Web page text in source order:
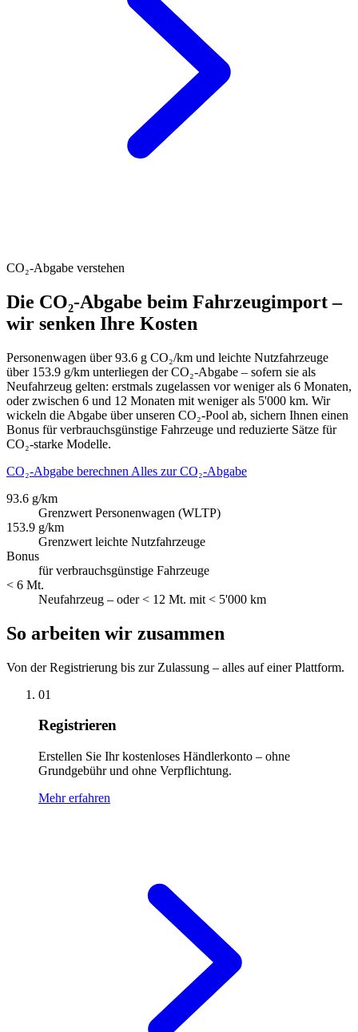
CO₂-Abgabe verstehen
Die CO₂-Abgabe beim Fahrzeugimport –
wir senken Ihre Kosten
Personenwagen über 93.6 g CO₂/km und leichte Nutzfahrzeuge
über 153.9 g/km unterliegen der CO₂-Abgabe – sofern sie als
Neufahrzeug gelten: erstmals zugelassen vor weniger als 6 Monaten,
oder zwischen 6 und 12 Monaten mit weniger als 5'000 km. Wir
wickeln die Abgabe über unseren CO₂-Pool ab, sichern Ihnen einen
Bonus für verbrauchsgünstige Fahrzeuge und reduzierte Sätze für
CO₂-starke Modelle.
CO₂-Abgabe berechnen Alles zur CO₂-Abgabe
93.6 g/km
Grenzwert Personenwagen (WLTP)
153.9 g/km
Grenzwert leichte Nutzfahrzeuge
Bonus
für verbrauchsgünstige Fahrzeuge
< 6 Mt.
Neufahrzeug – oder < 12 Mt. mit < 5'000 km
So arbeiten wir zusammen
Von der Registrierung bis zur Zulassung – alles auf einer Plattform.
01
Registrieren
Erstellen Sie Ihr kostenloses Händlerkonto – ohne
Grundgebühr und ohne Verpflichtung.
Mehr erfahren